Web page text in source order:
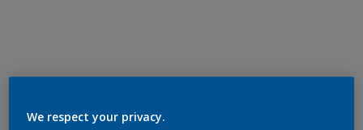
We respect your privacy.